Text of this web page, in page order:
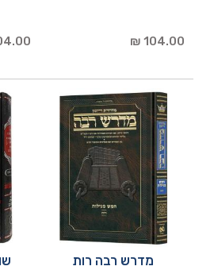
104.00 ₪
₪
מדרש רבה רות